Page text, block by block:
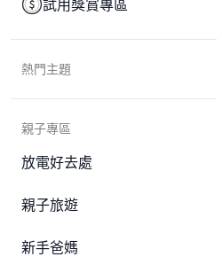
試用獎賞專區
熱門主題
親子專區
放電好去處
親子旅遊
新手爸媽